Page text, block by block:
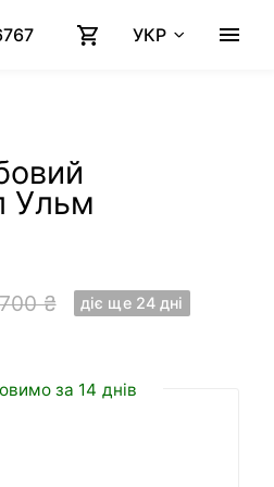
УКР
Ульм
₴ діє ще 24 днi
за 14 днів